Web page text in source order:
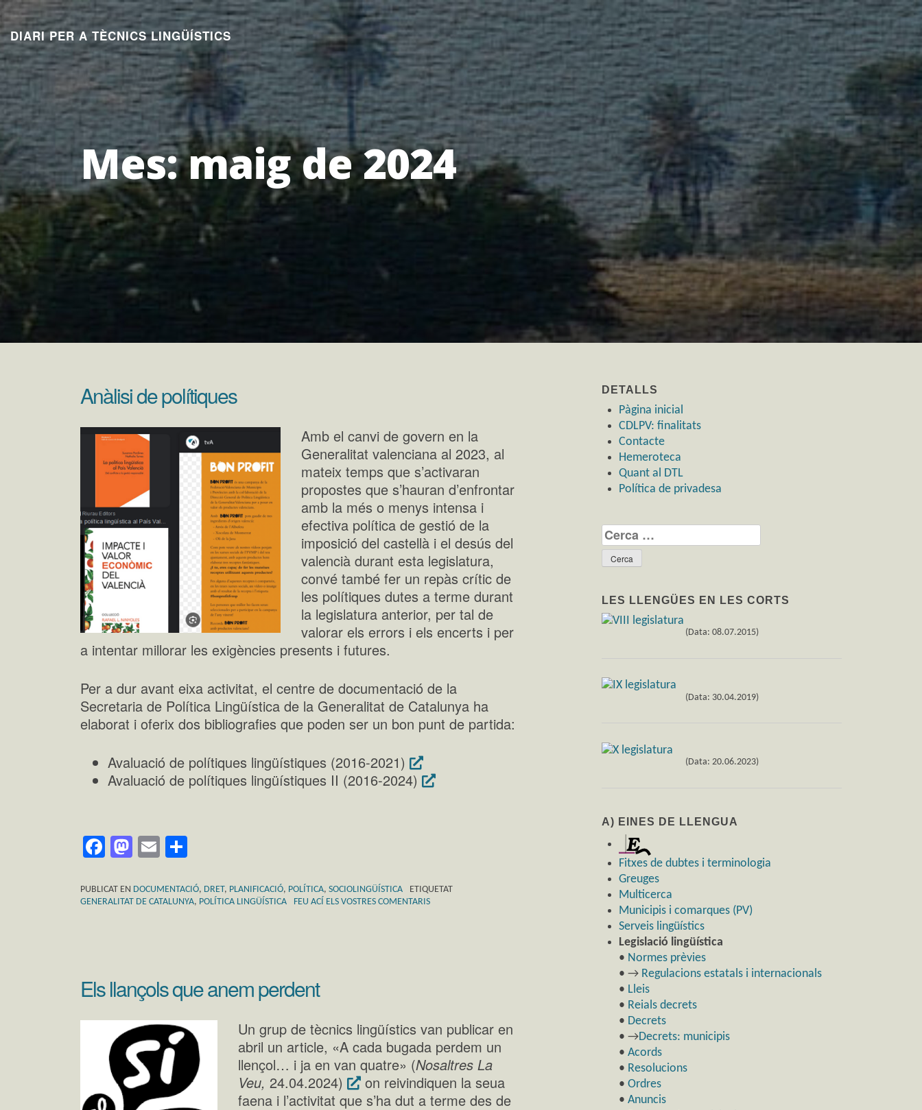
Aneu
al
contingut
DIARI PER A TÈCNICS LINGÜÍSTICS
Mes:maig de 2024
Anàlisi de polítiques
Amb el canvi de govern en la
Generalitat valenciana al 2023, al
mateix temps que s’activaran
propostes que s’hauran d’enfrontar
amb la més o menys intensa i
efectiva política de gestió de la
imposició del castellà i el desús del
valencià durant esta legislatura,
convé també fer un repàs crític de
les polítiques dutes a terme durant
la legislatura anterior, per tal de
valorar els errors i els encerts i per
a intentar millorar les exigències presents i futures.
Per a dur avant eixa activitat, el centre de documentació de la
Secretaria de Política Lingüística de la Generalitat de Catalunya ha
elaborat i oferix dos bibliografies que poden ser un bon punt de partida:
Avaluació de polítiques lingüístiques (2016-2021)
Avaluació de polítiques lingüístiques II (2016-2024)
Facebook
Mastodon
Email
PUBLICAT EN DOCUMENTACIÓ, DRET, PLANIFICACIÓ, POLÍTICA, SOCIOLINGÜÍSTICA
ETIQUETAT
GENERALITAT DE CATALUNYA, POLÍTICA LINGÜÍSTICA FEU ACÍ ELS VOSTRES COMENTARIS
Els llançols que anem perdent
Un grup de tècnics lingüístics van publicar en
abril un article, «A cada bugada perdem un
llençol… i ja en van quatre» (Nosaltres La
Veu, 24.04.2024)
on reivindiquen la seua
faena i l’activitat que s’ha dut a terme des de
DETALLS
Pàgina inicial
CDLPV: finalitats
Contacte
Hemeroteca
Quant al DTL
Política de privadesa
Cerca:
LES LLENGÜES EN LES CORTS
(Data: 08.07.2015)
(Data: 30.04.2019)
(Data: 20.06.2023)
A) EINES DE LLENGUA
Fitxes de dubtes i terminologia
Greuges
Multicerca
Municipis i comarques (PV)
Serveis lingüístics
Legislació lingüística
• Normes prèvies
• → Regulacions estatals i internacionals
• Lleis
• Reials decrets
• Decrets
• →Decrets: municipis
• Acords
• Resolucions
• Ordres
• Anuncis